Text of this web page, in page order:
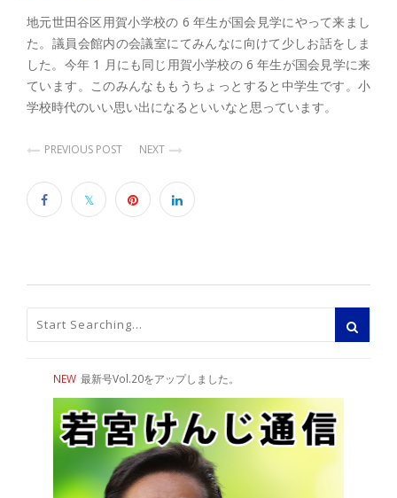
地元世田谷区用賀小学校の 6 年生が国会見学にやって来まし
た。議員会館内の会議室にてみんなに向けて少しお話をしま
した。今年 1 月にも同じ用賀小学校の 6 年生が国会見学に来
ています。このみんなももうちょっとすると中学生です。小
学校時代のいい思い出になるといいなと思っています。
PREVIOUS POST NEXT
NEW 最新号Vol.20をアップしました。